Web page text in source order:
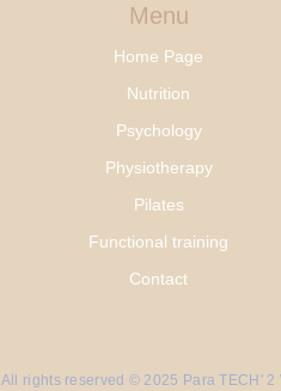
Menu
Home Page
Nutrition
Psychology
Physiotherapy
Pilates
Functional training
Contact
All rights reserved © 2025 Para TECH' 2